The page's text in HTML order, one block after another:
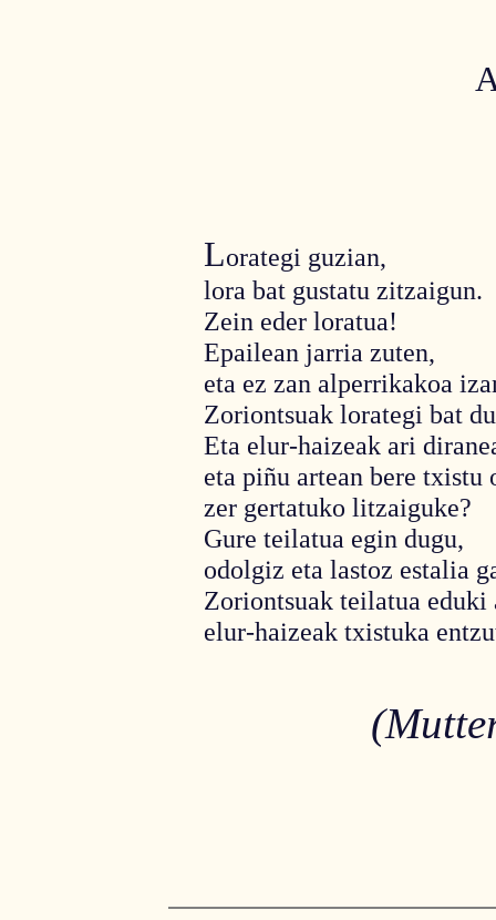
Lorategi guzian,
lora bat gustatu zitzaigun.
Zein eder loratua!
Epailean jarria zuten,
eta ez zan alperrikakoa
Zoriontsuak lorategi bat
Eta elur-haizeak ari
eta piñu artean bere txistu
zer gertatuko litzaiguke?
Gure teilatua egin dugu,
odolgiz eta lastoz estalia
Zoriontsuak teilatua eduki
elur-haizeak txistuka